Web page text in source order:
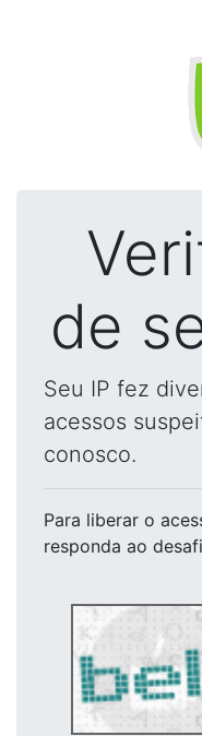
de
Seu IP fez
acessos
conosco.
Para liberar o
responda ao